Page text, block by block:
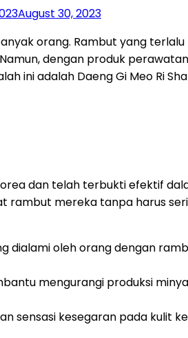
August 30, 2023
orang. Rambut yang
dengan produk
ini adalah Daeng Gi Meo Ri
dan telah terbukti efektif
rambut mereka tanpa harus
dialami oleh orang dengan
mengurangi produksi
sensasi kesegaran pada kulit